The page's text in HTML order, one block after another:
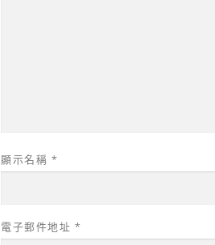
顯示名稱 *
電子郵件地址 *